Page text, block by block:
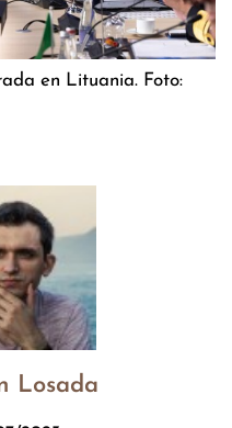
en Lituania. Foto:
Losada